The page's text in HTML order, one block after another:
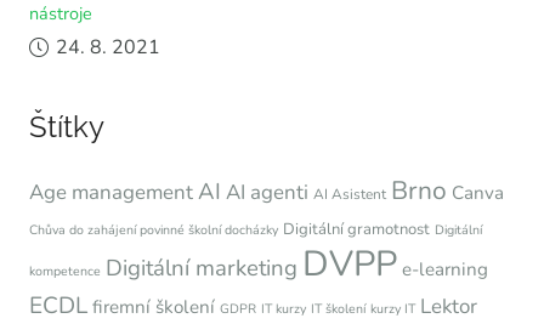
nástroje
24. 8. 2021
Štítky
Age managementAI AI agenti AI Asistent Brno Canva
Chůva do zahájení povinné školní docházky Digitální gramotnost Digitální
kompetence Digitální marketing DVPP e-learning
ECDL firemní školení GDPR IT kurzy IT školení kurzy IT Lektor